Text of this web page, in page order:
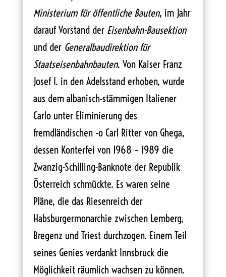
Ministerium für öffentliche Bauten, im Jahr
darauf Vorstand der Eisenbahn-Bausektion
und der Generalbaudirektion für
Staatseisenbahnbauten. Von Kaiser Franz
Josef I. in den Adelsstand erhoben, wurde
aus dem albanisch-stämmigen Italiener
Carlo unter Eliminierung des
fremdländischen -o Carl Ritter von Ghega,
dessen Konterfei von 1968 – 1989 die
Zwanzig-Schilling-Banknote der Republik
Österreich schmückte. Es waren seine
Pläne, die das Riesenreich der
Habsburgermonarchie zwischen Lemberg,
Bregenz und Triest durchzogen. Einem Teil
seines Genies verdankt Innsbruck die
Möglichkeit räumlich wachsen zu können.